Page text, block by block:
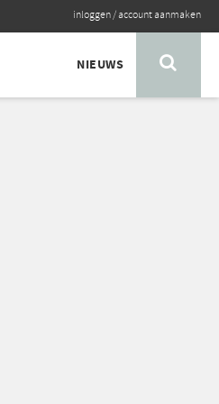
inloggen/account aanmaken
NIEUWS